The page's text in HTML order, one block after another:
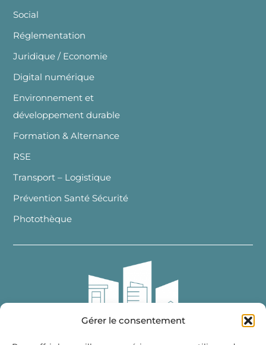
Gérer le consentement
Social
Réglementation
Juridique / Economie
Digital numérique
Environnement et
développement durable
Formation & Alternance
RSE
Transport – Logistique
Prévention Santé Sécurité
Photothèque